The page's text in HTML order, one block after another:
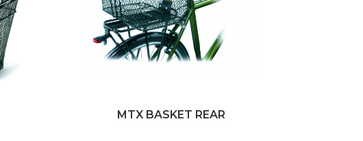
MTX BASKET REAR